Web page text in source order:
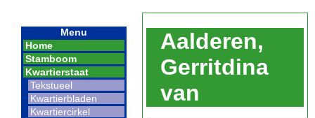
Menu
Home
Stamboom
Kwartierstaat
Tekstueel
Kwartierbladen
Kwartiercirkel
Aalderen,
Gerritdina
van